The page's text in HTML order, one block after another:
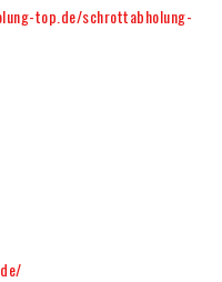
top.de/schrottabholung-